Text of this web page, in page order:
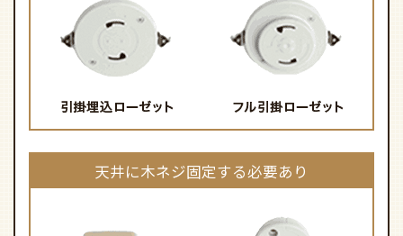
天井に木ネジ固定する必要あり